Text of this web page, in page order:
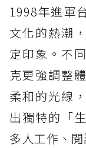
1998年進軍
文化的熱潮
定印象。不
克更強調整
柔和的光線
出獨特的「
多人工作、